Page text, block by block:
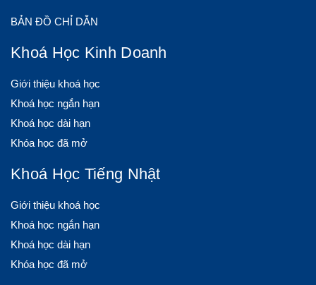
BẢN ĐỒ CHỈ DẪN
Khoá Học Kinh Doanh
Giới thiệu khoá học
Khoá học ngắn hạn
Khoá học dài hạn
Khóa học đã mở
Khoá Học Tiếng Nhật
Giới thiệu khoá học
Khoá học ngắn hạn
Khoá học dài hạn
Khóa học đã mở